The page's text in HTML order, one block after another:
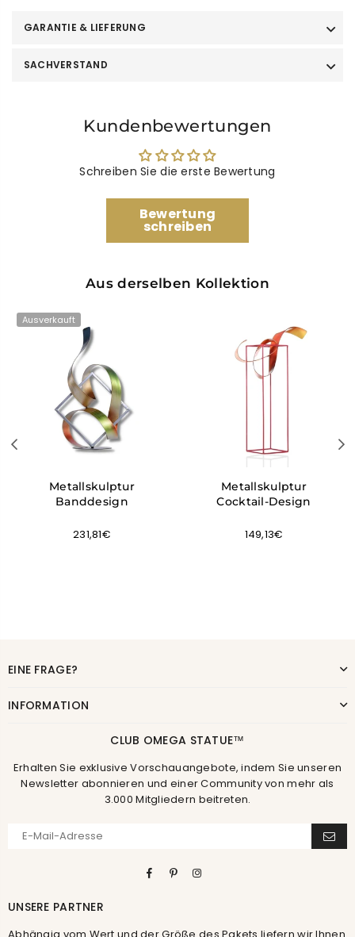
GARANTIE & LIEFERUNG
SACHVERSTAND
Kundenbewertungen
Schreiben Sie die erste Bewertung
Bewertung
schreiben
Aus derselben Kollektion
Ausverkauft
Metallskulptur
Banddesign
Normaler
231,81€
Metallskulptur
Cocktail-Design
Normaler
149,13€
EINE FRAGE?
INFORMATION
CLUB OMEGA STATUE™
Erhalten Sie exklusive Vorschauangebote, indem Sie unseren
Newsletter abonnieren und einer Community von mehr als
3.000 Mitgliedern beitreten.
FacebookPinterest
UNSERE PARTNER